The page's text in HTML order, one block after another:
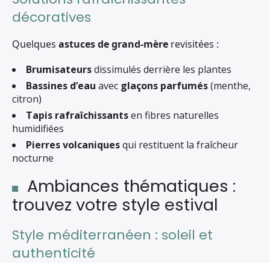
décoratives
Quelques astuces de grand-mère revisitées :
Brumisateursdissimulés derrière les plantes
Bassines d’eau avec glaçons parfumés(menthe,
citron)
Tapis rafraîchissantsen fibres naturelles
humidifiées
Pierres volcaniquesqui restituent la fraîcheur
nocturne
Ambiances thématiques :
trouvez votre style estival
Style méditerranéen : soleil et
authenticité